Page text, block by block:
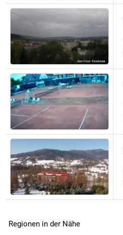
Regionen in der Nähe